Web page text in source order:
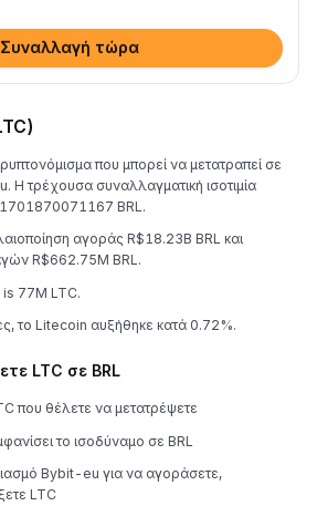
Συναλλαγή τώρα
που μπορεί να μετατραπεί σε
Η τρέχουσα συναλλαγματική ισοτιμία
BRL.
αγοράς R$18.23B BRL και
R$662.75M BRL.
77M LTC.
το Litecoin αυξήθηκε κατά 0.72%.
LTC σε BRL
που θέλετε να μετατρέψετε
το ισοδύναμο σε BRL
Bybit-eu για να αγοράσετε,
LTC